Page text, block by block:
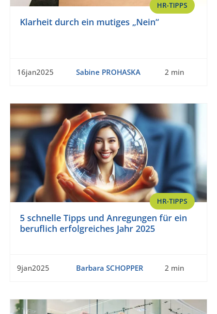
HR-TIPPS
Klarheit durch ein mutiges „Nein“
16jan2025 Sabine PROHASKA 2 min
HR-TIPPS
5 schnelle Tipps und Anregungen für ein
beruflich erfolgreiches Jahr 2025
9jan2025 Barbara SCHOPPER 2 min